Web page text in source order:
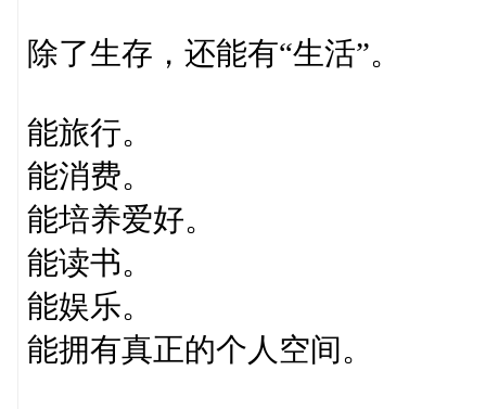
除了生存，还能有“生活”。
能旅行。
能消费。
能培养爱好。
能读书。
能娱乐。
能拥有真正的个人空间。